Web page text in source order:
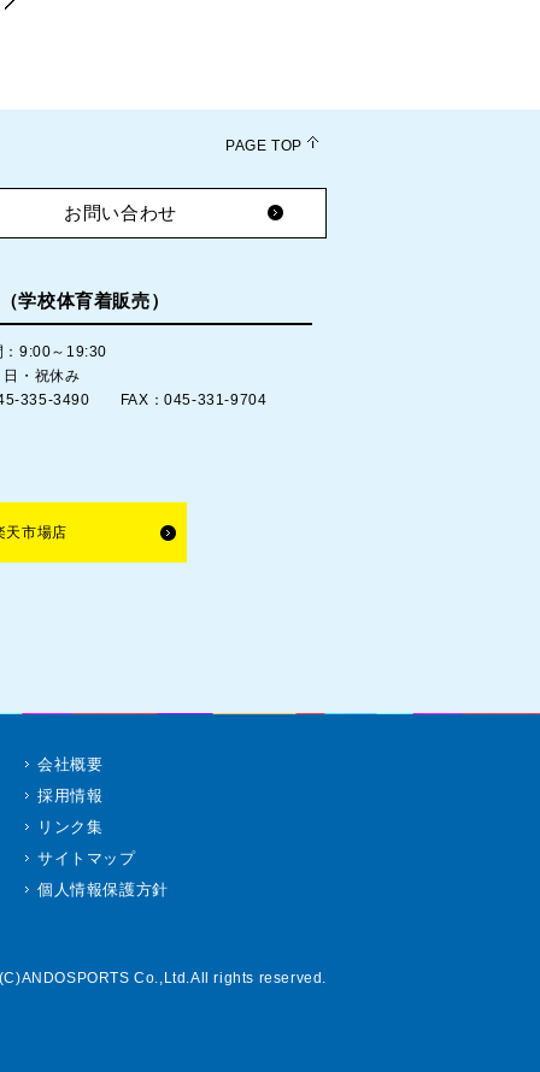
PAGE TOP
お問い合わせ
学校体育着販売）
：9:00～19:30
日・祝休み
335-3490 FAX：045-331-9704
天市場店
会社概要
採用情報
リンク集
サイトマップ
個人情報保護方針
Co.,Ltd.All rights reserved.